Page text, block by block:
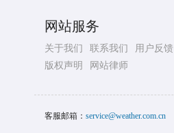
网站服务
关于我们 联系我们
用户反馈
版权声明
网站律师
客服邮箱： service@weather.com.cn